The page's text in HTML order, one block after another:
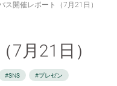
ス開催レポート（7月21日）
月21日）
#SNS #プレゼン